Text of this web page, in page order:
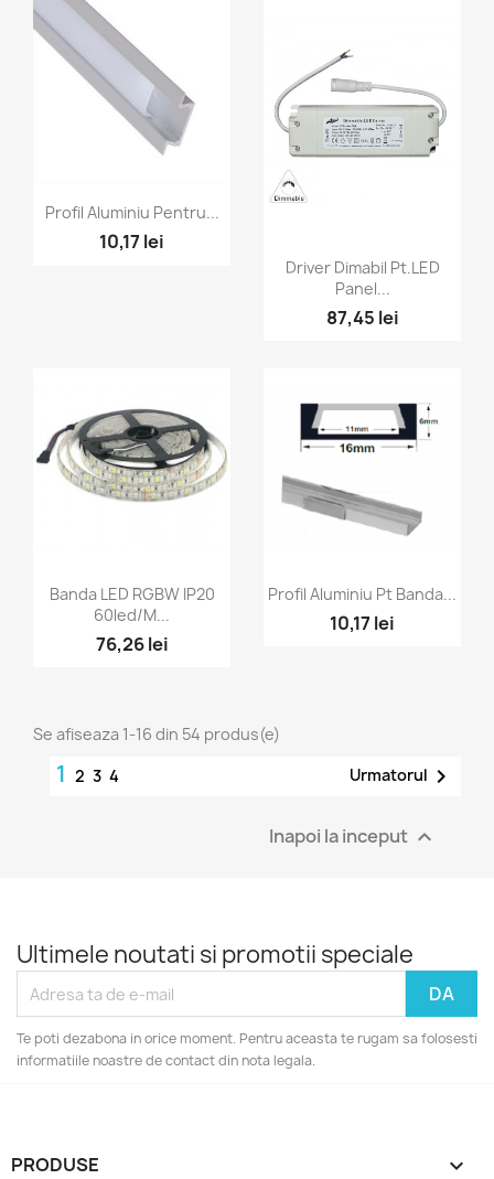
Vizualizare rapida
Profil Aluminiu Pentru...
10,17 lei
Vizualizare rapida
Driver Dimabil Pt.LED
Panel...
87,45 lei
Vizualizare rapida
Banda LED RGBW IP20
60led/M...
76,26 lei
Vizualizare rapida
Profil Aluminiu Pt Banda...
10,17 lei
Se afiseaza 1-16 din 54 produs(e)
1 2 3 4 Urmatorul 
Inapoi la inceput 
Ultimele noutati si promotii speciale
Te poti dezabona in orice moment. Pentru aceasta te rugam sa folosesti
informatiile noastre de contact din nota legala.
PRODUSE 